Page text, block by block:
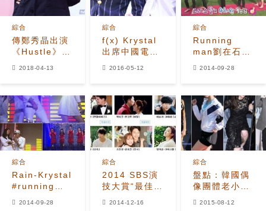
傳鄭秀晶出演
《Hustle》
綜合
2018-04-13
f(x) Krystal
出席中國電視
綜合
2016-05-12
Running
man劉在石對
綜合
2014-09-28
Rain-Krystal
#running
綜合
2014-09-28
2014 SBS演
技大賞“最佳情
綜合
2014-12-16
盤點：韓國偶
像團體老小們
綜合
2015-08-12